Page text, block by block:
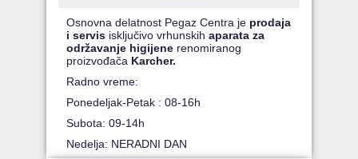
Osnovna delatnost Pegaz Centra je prodaja
i servis isključivo vrhunskihaparata za
održavanje higijene renomiranog
proizvođača Karcher.
Radno vreme:
Ponedeljak-Petak : 08-16h
Subota: 09-14h
Nedelja: NERADNI DAN